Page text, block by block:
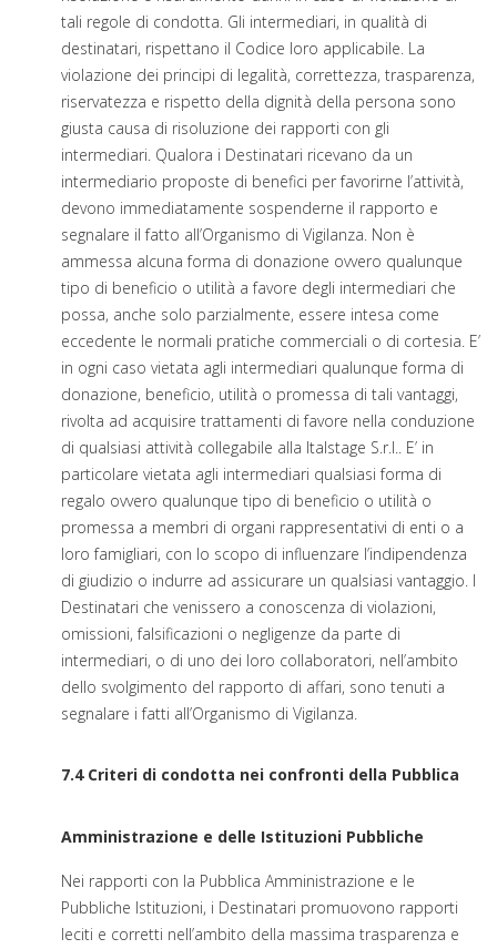
tali regole di condotta. Gli intermediari, in qualità di
destinatari, rispettano il Codice loro applicabile. La
violazione dei principi di legalità, correttezza, trasparenza,
riservatezza e rispetto della dignità della persona sono
giusta causa di risoluzione dei rapporti con gli
intermediari. Qualora i Destinatari ricevano da un
intermediario proposte di benefici per favorirne l’attività,
devono immediatamente sospenderne il rapporto e
segnalare il fatto all’Organismo di Vigilanza. Non è
ammessa alcuna forma di donazione ovvero qualunque
tipo di beneficio o utilità a favore degli intermediari che
possa, anche solo parzialmente, essere intesa come
eccedente le normali pratiche commerciali o di cortesia. E’
in ogni caso vietata agli intermediari qualunque forma di
donazione, beneficio, utilità o promessa di tali vantaggi,
rivolta ad acquisire trattamenti di favore nella conduzione
di qualsiasi attività collegabile alla Italstage S.r.l.. E’ in
particolare vietata agli intermediari qualsiasi forma di
regalo ovvero qualunque tipo di beneficio o utilità o
promessa a membri di organi rappresentativi di enti o a
loro famigliari, con lo scopo di influenzare l’indipendenza
di giudizio o indurre ad assicurare un qualsiasi vantaggio. I
Destinatari che venissero a conoscenza di violazioni,
omissioni, falsificazioni o negligenze da parte di
intermediari, o di uno dei loro collaboratori, nell’ambito
dello svolgimento del rapporto di affari, sono tenuti a
segnalare i fatti all’Organismo di Vigilanza.
7.4 Criteri di condotta nei confronti della Pubblica
Amministrazione e delle Istituzioni Pubbliche
Nei rapporti con la Pubblica Amministrazione e le
Pubbliche Istituzioni, i Destinatari promuovono rapporti
leciti e corretti nell’ambito della massima trasparenza e